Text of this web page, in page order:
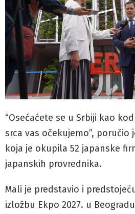
“Osećaćete se u Srbiji kao
srca vas očekujemo”, poručio
koja je okupila 52 japanske
japanskih provrednika.
Mali je predstavio i
izložbu Ekpo 2027. u